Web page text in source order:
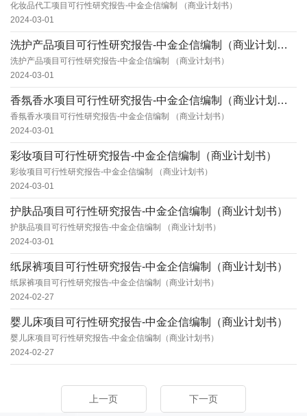
化妆品代工项目可行性研究报告-中金企信编制 （商业计划书）
2024-03-01
洗护产品项目可行性研究报告-中金企信编制（商业计划书）
洗护产品项目可行性研究报告-中金企信编制 （商业计划书）
2024-03-01
香氛香水项目可行性研究报告-中金企信编制（商业计划书）
香氛香水项目可行性研究报告-中金企信编制 （商业计划书）
2024-03-01
彩妆项目可行性研究报告-中金企信编制（商业计划书）
彩妆项目可行性研究报告-中金企信编制 （商业计划书）
2024-03-01
护肤品项目可行性研究报告-中金企信编制（商业计划书）
护肤品项目可行性研究报告-中金企信编制 （商业计划书）
2024-03-01
纸尿裤项目可行性研究报告-中金企信编制（商业计划书）
纸尿裤项目可行性研究报告-中金企信编制（商业计划书）
2024-02-27
婴儿床项目可行性研究报告-中金企信编制（商业计划书）
婴儿床项目可行性研究报告-中金企信编制（商业计划书）
2024-02-27
上一页 下一页